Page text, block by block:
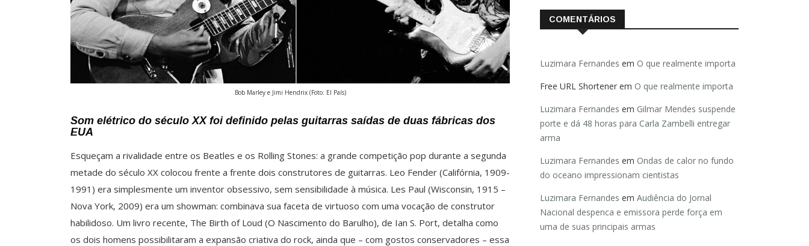
Bob Marley e Jimi Hendrix (Foto: El País)
Som elétrico do século XX foi definido pelas guitarras saídas de duas fábricas dos
EUA
Esqueçam a rivalidade entre os Beatles e os Rolling Stones: a grande competição pop durante a segunda
metade do século XX colocou frente a frente dois construtores de guitarras. Leo Fender (Califórnia, 1909-
1991) era simplesmente um inventor obsessivo, sem sensibilidade à música. Les Paul (Wisconsin, 1915 –
Nova York, 2009) era um showman: combinava sua faceta de virtuoso com uma vocação de construtor
habilidoso. Um livro recente, The Birth of Loud (O Nascimento do Barulho), de Ian S. Port, detalha como
os dois homens possibilitaram a expansão criativa do rock, ainda que – com gostos conservadores – essa
COMENTÁRIOS
Luzimara Fernandes em O que realmente importa
Free URL Shortener em O que realmente importa
Luzimara Fernandes em Gilmar Mendes suspende
porte e dá 48 horas para Carla Zambelli entregar
arma
Luzimara Fernandes em Ondas de calor no fundo
do oceano impressionam cientistas
Luzimara Fernandes em Audiência do Jornal
Nacional despenca e emissora perde força em
uma de suas principais armas